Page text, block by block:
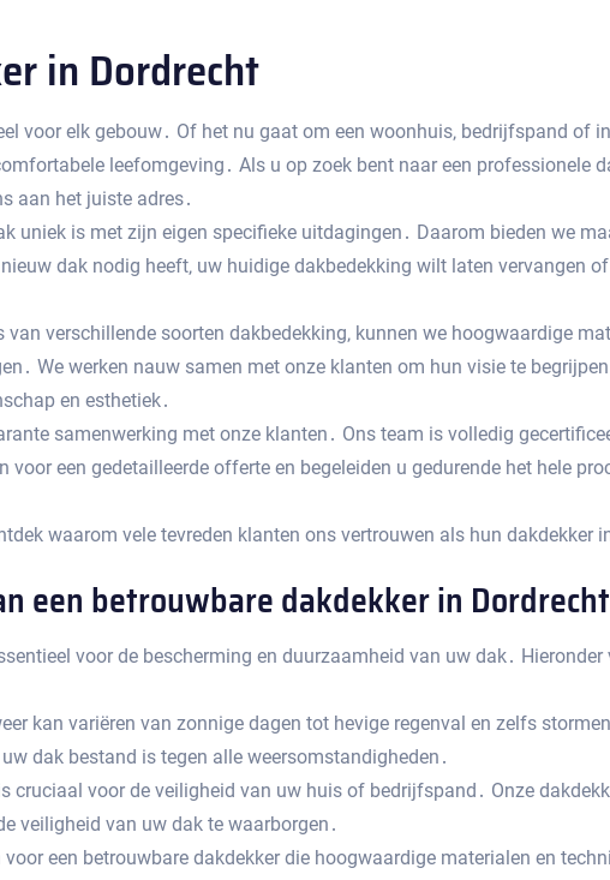
in Dordrecht
voor elk gebouw․ Of het nu gaat om een ​​woonhuis‚ bedrijfspand of
leefomgeving․ Als u op zoek bent naar een professionele
aan het juiste adres․
uniek is met zijn eigen specifieke uitdagingen․ Daarom bieden we
dak nodig heeft‚ uw huidige dakbedekking wilt laten vervangen
verschillende soorten dakbedekking‚ kunnen we hoogwaardige
We werken nauw samen met onze klanten om hun visie te
en esthetiek․
samenwerking met onze klanten․ Ons team is volledig
voor een gedetailleerde offerte en begeleiden u gedurende het hele
waarom vele tevreden klanten ons vertrouwen als hun dakdekker
een betrouwbare dakdekker in Dordrecht
voor de bescherming en duurzaamheid van uw dak․
kan variëren van zonnige dagen tot hevige regenval en zelfs
dak bestand is tegen alle weersomstandigheden․
cruciaal voor de veiligheid van uw huis of bedrijfspand․ Onze
veiligheid van uw dak te waarborgen․
een betrouwbare dakdekker die hoogwaardige materialen en